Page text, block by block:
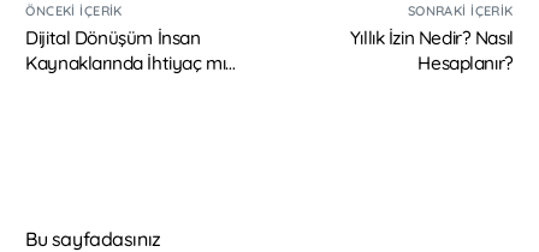
ÖNCEKI İÇERIK
Dijital Dönüşüm İnsan
Kaynaklarında İhtiyaç mı
SONRAKI İÇERIK
Yıllık İzin Nedir? Nasıl
Hesaplanır?
Bu sayfadasınız